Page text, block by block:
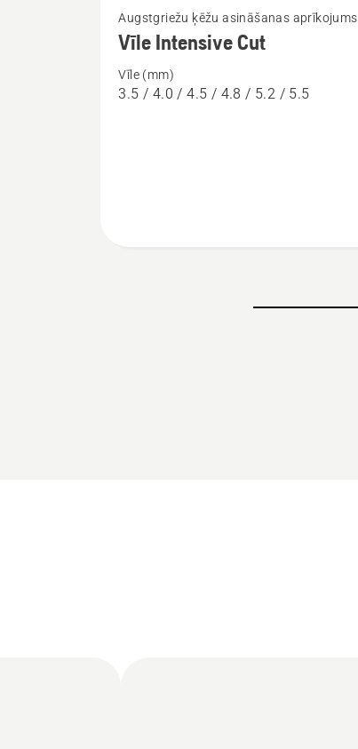
vairāk
informācijas
par
Augstgriežu ķēžu asināšanas aprīkojums
Vīle Intensive Cut
Vīle (mm)
3.5 / 4.0 / 4.5 / 4.8 / 5.2 / 5.5